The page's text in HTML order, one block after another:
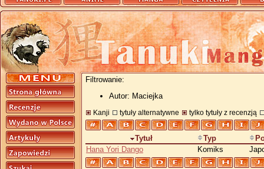
Filtrowanie:
Autor: Maciejka
Kanji tytuły alternatywne tylko tytuły z recenzją
Tytuł Typ
Hana Yori Dango
Komiks